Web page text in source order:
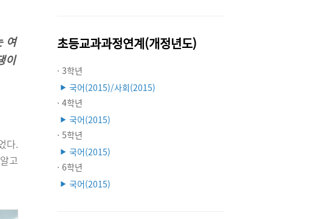
여
이
다.
고
초등교과과정연계(개정년도)
· 3학년
▶ 국어(2015)/사회(2015)
· 4학년
▶ 국어(2015)
· 5학년
▶ 국어(2015)
· 6학년
▶ 국어(2015)